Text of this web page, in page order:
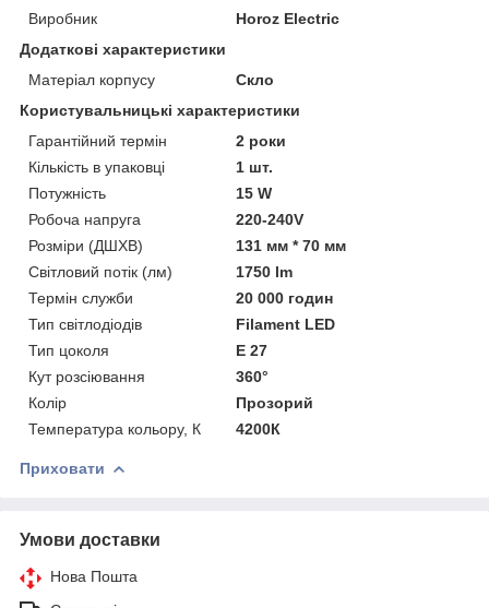
Виробник
Horoz Electric
Додаткові характеристики
Матеріал корпусу
Скло
Користувальницькі характеристики
Гарантійний термін
2 роки
Кількість в упаковці
1 шт.
Потужність
15 W
Робоча напруга
220-240V
Розміри (ДШХВ)
131 мм * 70 мм
Світловий потік (лм)
1750 lm
Термін служби
20 000 годин
Тип світлодіодів
Filament LED
Тип цоколя
Е 27
Кут розсіювання
360°
Колір
Прозорий
Температура кольору, К
4200К
Приховати
Умови доставки
Нова Пошта